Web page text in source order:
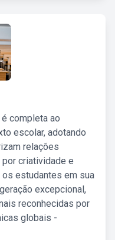
completa ao
escolar, adotando
relações
criatividade e
estudantes em sua
excepcional,
reconhecidas por
globais -